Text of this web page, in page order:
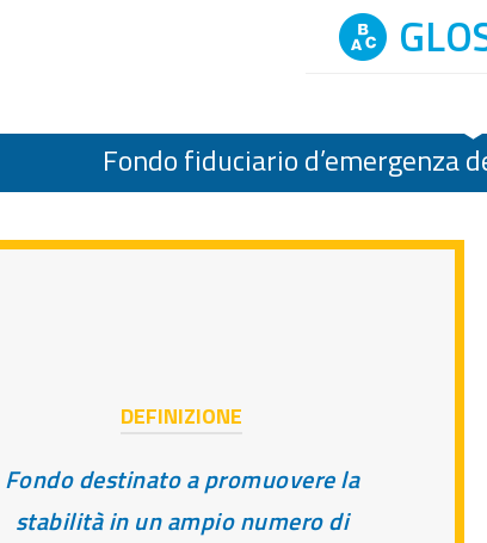
Fondo fiduciario d’emergenza
DEFINIZIONE
Fondo destinato a promuovere la
stabilità in un ampio numero di